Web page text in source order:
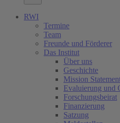
RWI
Termine
Team
Freunde und Förderer
Das Institut
Über uns
Geschichte
Mission
Evaluierung und
Forschungsbeirat
Finanzierung
Satzung